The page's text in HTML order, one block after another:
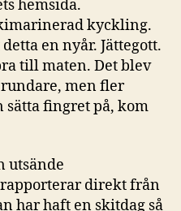
hemsida.
kyckling.
en nyår. Jättegott.
till maten. Det blev
men fler
sätta fingret på, kom
utsände
direkt från
har haft en skitdag så